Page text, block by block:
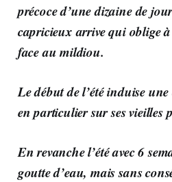
précoce d’une dizaine de
capricieux arrive qui oblige
face au mildiou.
Le début de l’été induise
en particulier sur ses vieilles
En revanche l’été avec 6
goutte d’eau, mais sans